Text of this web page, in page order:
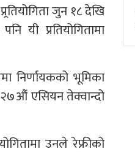
जुन १८ देखि
प्रतियोगितामा
निर्णायकको भूमिका
एसियन तेक्वान्दो
उनले रेफ्रीको